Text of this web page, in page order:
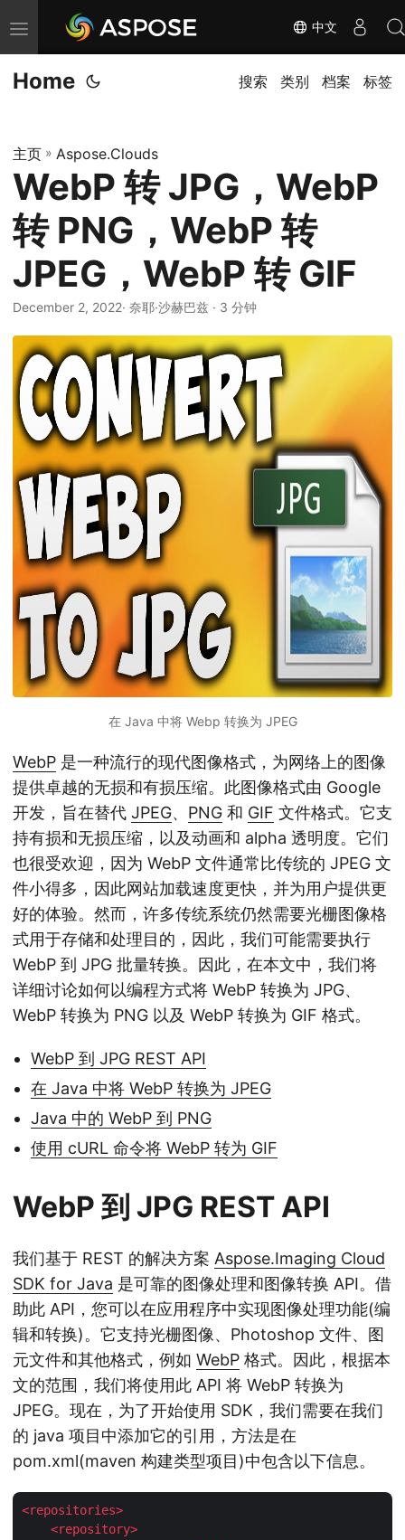
切
换
导
中文
Home 搜索 类别 档案 标签
主页 » Aspose.Clouds
WebP 转 JPG，WebP
转 PNG，WebP 转
JPEG，WebP 转 GIF
December 2, 2022· 奈耶·沙赫巴兹 · 3 分钟
在 Java 中将 Webp 转换为 JPEG
WebP 是一种流行的现代图像格式，为网络上的图像
提供卓越的无损和有损压缩。此图像格式由 Google
开发，旨在替代 JPEG、 PNG 和 GIF 文件格式。它支
持有损和无损压缩，以及动画和 alpha 透明度。它们
也很受欢迎，因为 WebP 文件通常比传统的 JPEG 文
件小得多，因此网站加载速度更快，并为用户提供更
好的体验。然而，许多传统系统仍然需要光栅图像格
式用于存储和处理目的，因此，我们可能需要执行
WebP 到 JPG 批量转换。因此，在本文中，我们将
详细讨论如何以编程方式将 WebP 转换为 JPG、
WebP 转换为 PNG 以及 WebP 转换为 GIF 格式。
WebP 到 JPG REST API
在 Java 中将 WebP 转换为 JPEG
Java 中的 WebP 到 PNG
使用 cURL 命令将 WebP 转为 GIF
WebP 到 JPG REST API
我们基于 REST 的解决方案 Aspose.Imaging Cloud
SDK for Java 是可靠的图像处理和图像转换 API。借
助此 API，您可以在应用程序中实现图像处理功能(编
辑和转换)。它支持光栅图像、Photoshop 文件、图
元文件和其他格式，例如 WebP 格式。因此，根据本
文的范围，我们将使用此 API 将 WebP 转换为
JPEG。现在，为了开始使用 SDK，我们需要在我们
的 java 项目中添加它的引用，方法是在
pom.xml(maven 构建类型项目)中包含以下信息。
<repositories>
<repository>